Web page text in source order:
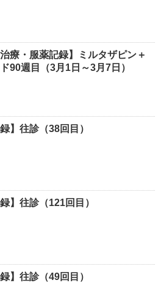
治療・服薬記録】ミルタザピン＋
90週目（3月1日～3月7日）
】往診（38回目）
】往診（121回目）
】往診（49回目）